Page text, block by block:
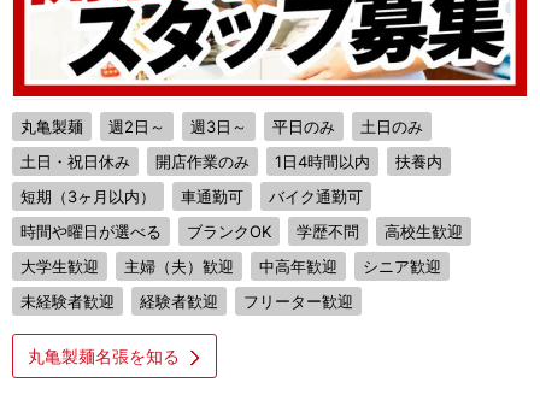
丸亀製麺 週2日～ 週3日～ 平日のみ
土日のみ
土日・祝日休み
開店作業のみ 1日4時間以内
扶養内
短期（3ヶ月以内）
車通勤可
バイク通勤可
時間や曜日が選べる
ブランクOK 学歴不問
高校生歓迎
大学生歓迎
主婦（夫）歓迎 中高年歓迎
シニア歓迎
未経験者歓迎
経験者歓迎 フリーター歓迎
丸亀製麺名張を知る